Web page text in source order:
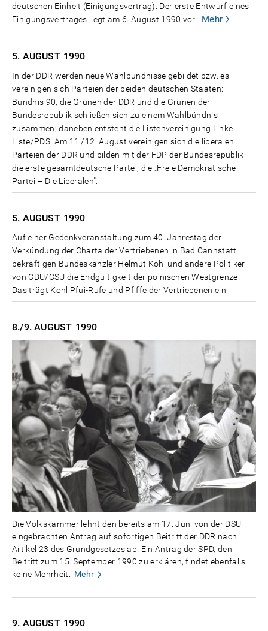
deutschen Einheit (Einigungsvertrag). Der erste Entwurf eines
Einigungsvertrages liegt am 6. August 1990 vor.
Mehr
5. AUGUST 1990
In der DDR werden neue Wahlbündnisse gebildet bzw. es
vereinigen sich Parteien der beiden deutschen Staaten:
Bündnis 90, die Grünen der DDR und die Grünen der
Bundesrepublik schließen sich zu einem Wahlbündnis
zusammen; daneben entsteht die Listenvereinigung Linke
Liste/PDS. Am 11./12. August vereinigen sich die liberalen
Parteien der DDR und bilden mit der FDP der Bundesrepublik
die erste gesamtdeutsche Partei, die „Freie Demokratische
Partei – Die Liberalen".
5. AUGUST 1990
Auf einer Gedenkveranstaltung zum 40. Jahrestag der
Verkündung der Charta der Vertriebenen in Bad Cannstatt
bekräftigen Bundeskanzler Helmut Kohl und andere Politiker
von CDU/CSU die Endgültigkeit der polnischen Westgrenze.
Das trägt Kohl Pfui-Rufe und Pfiffe der Vertriebenen ein.
8./9. AUGUST 1990
Die Volkskammer lehnt den bereits am 17. Juni von der DSU
eingebrachten Antrag auf sofortigen Beitritt der DDR nach
Artikel 23 des Grundgesetzes ab. Ein Antrag der SPD, den
Beitritt zum 15. September 1990 zu erklären, findet ebenfalls
keine Mehrheit. Mehr
9. AUGUST 1990